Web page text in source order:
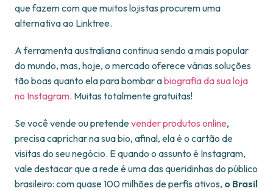
que fazem com que muitos lojistas procurem uma
alternativa ao Linktree.
A ferramenta australiana continua sendo a mais popular
do mundo, mas, hoje, o mercado oferece várias soluções
tão boas quanto ela para bombar abiografia da sua loja
no Instagram. Muitas totalmente gratuitas!
Se você vende ou pretendevender produtos online,
precisa caprichar na sua bio, afinal, ela é o cartão de
visitas do seu negócio. E quando o assunto é Instagram,
vale destacar que a rede é uma das queridinhas do público
brasileiro: com quase 100 milhões de perfis ativos, o Brasil